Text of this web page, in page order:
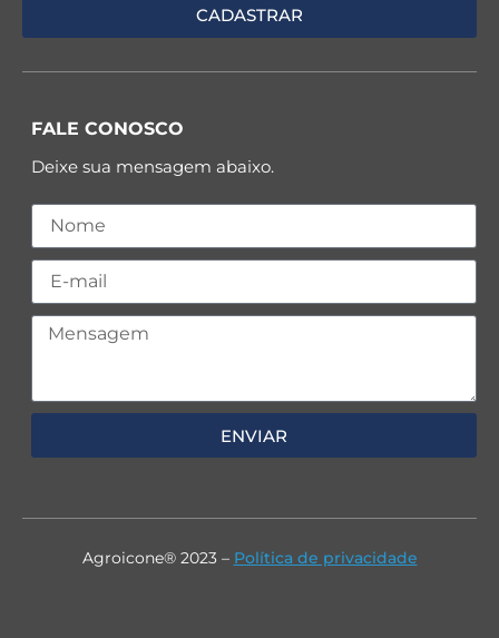
FALE CONOSCO
Deixe sua mensagem abaixo.
ENVIAR
Agroicone® 2023 – Política de privacidade